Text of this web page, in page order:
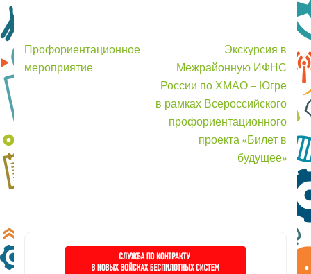
Навигация
по
Профориентационное
мероприятие
Экскурсия в
Межрайонную ИФНС
России по ХМАО – Югре
в рамках Всероссийского
профориентационного
проекта «Билет в
будущее»